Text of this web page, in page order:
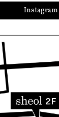
Instagram